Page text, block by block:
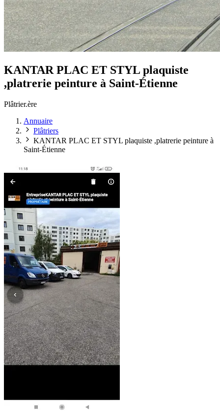
KANTAR PLAC ET STYL plaquiste
,platrerie peinture à Saint-Étienne
Plâtrier.ère
Annuaire
Plâtriers
KANTAR PLAC ET STYL plaquiste ,platrerie peinture à
Saint-Étienne